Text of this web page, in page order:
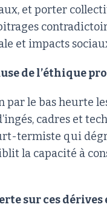
et porter
et impacts
de l’éthique
par le bas heurte
cadres et
termiste qui
la capacité à
sur ces